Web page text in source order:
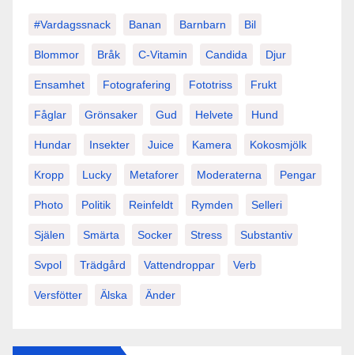
#vardagssnack Banan Barnbarn Bil
Blommor Bråk C-Vitamin Candida Djur
Ensamhet Fotografering Fototriss Frukt
Fåglar Grönsaker Gud Helvete Hund
Hundar Insekter Juice Kamera Kokosmjölk
Kropp Lucky Metaforer Moderaterna Pengar
Photo Politik Reinfeldt Rymden Selleri
Själen Smärta Socker Stress Substantiv
Svpol Trädgård Vattendroppar Verb
Versfötter Älska Änder